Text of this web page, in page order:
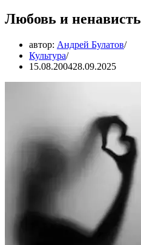
Любовь и ненависть
автор: Андрей Булатов
Культура
15.08.200428.09.2025